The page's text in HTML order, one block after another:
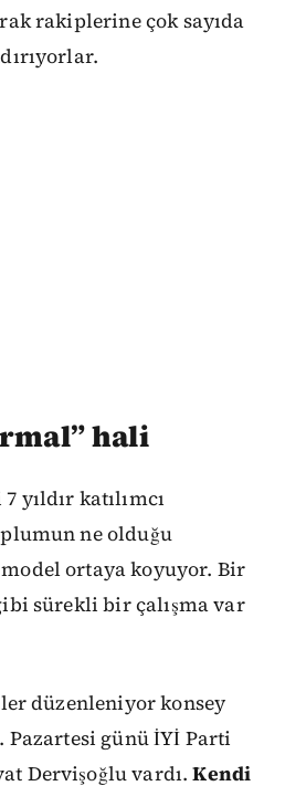
rakiplerine çok sayıda
hali
yıldır katılımcı
ne olduğu
ortaya koyuyor. Bir
sürekli bir çalışma var
düzenleniyor konsey
günü İYİ Parti
Dervişoğlu vardı.Kendi